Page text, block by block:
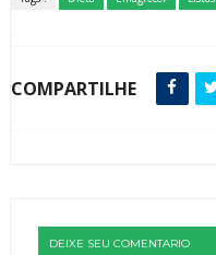
COMPARTILHE
DEIXE SEU COMENTARIO